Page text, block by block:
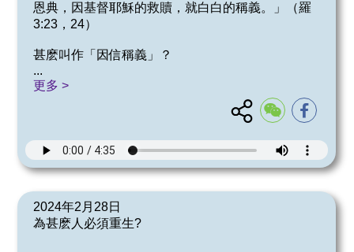
恩典，因基督耶穌的救贖，就白白的稱義。」（羅
3:23，24）
甚麽叫作「因信稱義」？
...
更多 >
2024年2月28日
為甚麽人必須重生?